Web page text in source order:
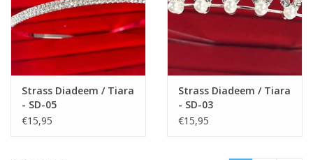
Strass Diadeem / Tiara
- SD-05
€15,95
Strass Diadeem / Tiara
- SD-03
€15,95